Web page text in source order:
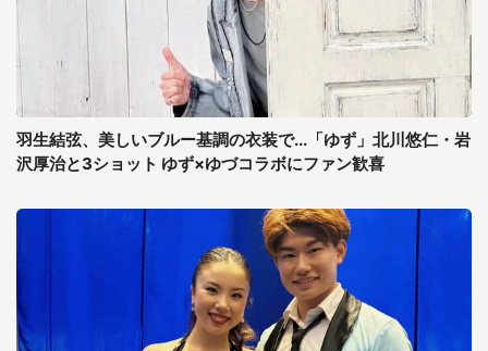
羽生結弦、美しいブルー基調の衣装で...「ゆず」北川悠仁・岩
沢厚治と3ショット ゆず×ゆづコラボにファン歓喜